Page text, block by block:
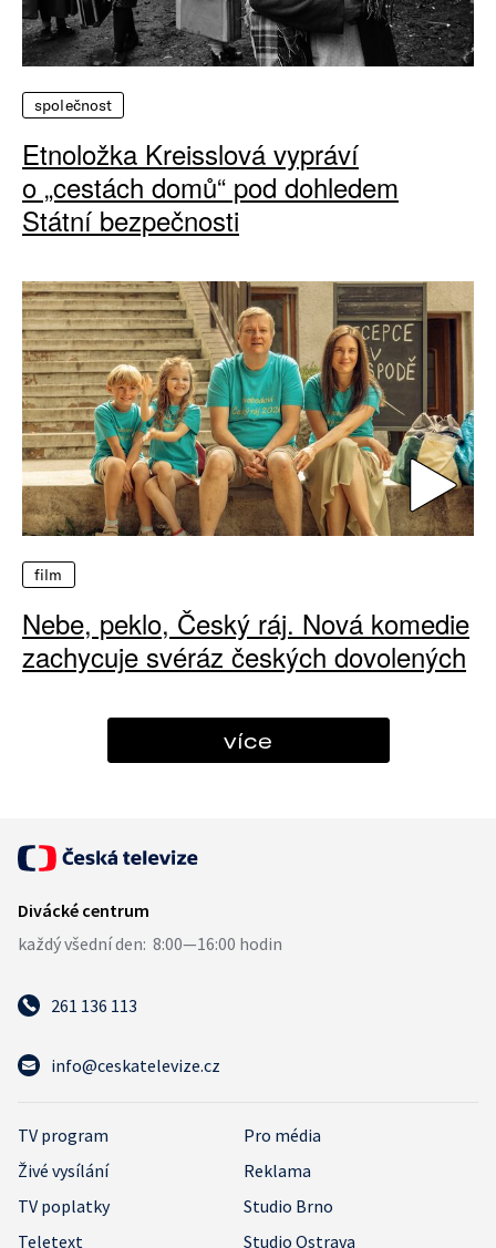
společnost
Etnoložka Kreisslová vypráví
o „cestách domů“ pod dohledem
Státní bezpečnosti
film
Nebe, peklo, Český ráj. Nová komedie
zachycuje svéráz českých dovolených
více
261 136 113
info@ceskatelevize.cz
TV program
Pro média
Živé vysílání
Reklama
TV poplatky
Studio Brno
Teletext
Studio Ostrava